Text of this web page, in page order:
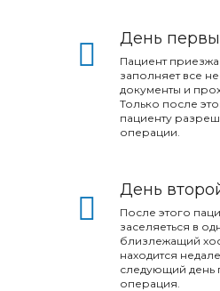
День
Пациент
заполняет все
документы и
Только после
пациенту
операции.​​​​​​​
День
После этого
заселяеться в
близлежащий
находится
следующий день
операция.​​